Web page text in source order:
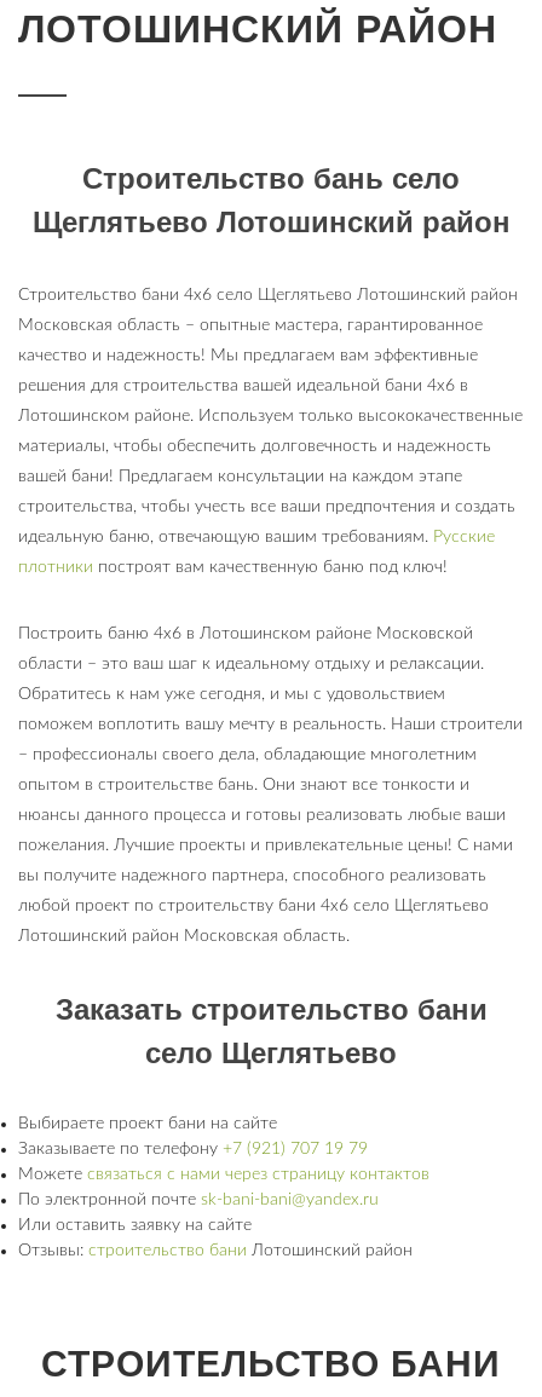
ЛОТОШИНСКИЙ РАЙОН
Строительство бань село
Щеглятьево Лотошинский район
Строительство бани 4х6 село Щеглятьево Лотошинский район
Московская область – опытные мастера, гарантированное
качество и надежность! Мы предлагаем вам эффективные
решения для строительства вашей идеальной бани 4х6 в
Лотошинском районе. Используем только высококачественные
материалы, чтобы обеспечить долговечность и надежность
вашей бани! Предлагаем консультации на каждом этапе
строительства, чтобы учесть все ваши предпочтения и создать
идеальную баню, отвечающую вашим требованиям. Русские
плотники построят вам качественную баню под ключ!
Построить баню 4х6 в Лотошинском районе Московской
области – это ваш шаг к идеальному отдыху и релаксации.
Обратитесь к нам уже сегодня, и мы с удовольствием
поможем воплотить вашу мечту в реальность. Наши строители
– профессионалы своего дела, обладающие многолетним
опытом в строительстве бань. Они знают все тонкости и
нюансы данного процесса и готовы реализовать любые ваши
пожелания. Лучшие проекты и привлекательные цены! С нами
вы получите надежного партнера, способного реализовать
любой проект по строительству бани 4х6 село Щеглятьево
Лотошинский район Московская область.
Заказать строительство бани
село Щеглятьево
Выбираете проект бани на сайте
Заказываете по телефону +7 (921) 707 19 79
Можете связаться с нами через страницу контактов
По электронной почте sk-bani-bani@yandex.ru
Или оставить заявку на сайте
Отзывы: строительство бани Лотошинский район
СТРОИТЕЛЬСТВО БАНИ